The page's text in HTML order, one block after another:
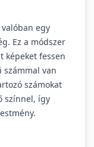
egy
Ez a módszer
képeket fessen
van
számokat
színnel, így